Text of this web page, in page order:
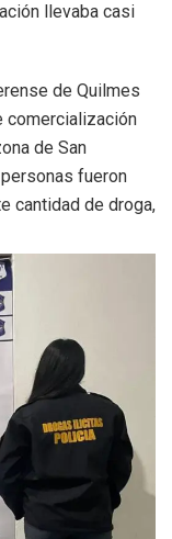
llevaba casi
de Quilmes
comercialización
de San
fueron
cantidad de droga,